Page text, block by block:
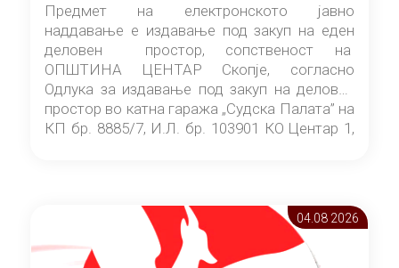
Предмет на електронското јавно
наддавање е издавање под закуп на еден
деловен простор, сопственост на
ОПШТИНА ЦЕНТАР Скопје, согласно
Одлука за издавање под закуп на деловен
простор во катна гаража „Судска Палата” на
КП бр. 8885/7, И.Л. бр. 103901 КО Центар 1,
Скопје” број 9/2026), за времетраење од 3
(три) години од денот на потпишувањето на
Договорот за закуп со најповолниот
04.08 2026